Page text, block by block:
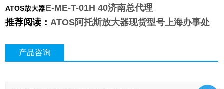
ATOS放大器E-ME-T-01H 40济南总代理
推荐阅读：ATOS阿托斯放大器现货型号上海办事处
产品咨询